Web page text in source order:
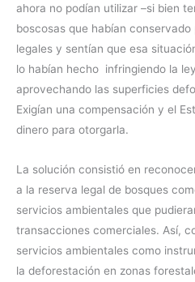
ahora no podían utilizar –si bien
boscosas que habían
legales y sentían que esa
lo habían hecho infringiendo la
aprovechando las superficies
Exigían una compensación y el
dinero para otorgarla.
La solución consistió en
a la reserva legal de bosques
servicios ambientales que
transacciones comerciales. Así,
servicios ambientales como
la deforestación en zonas